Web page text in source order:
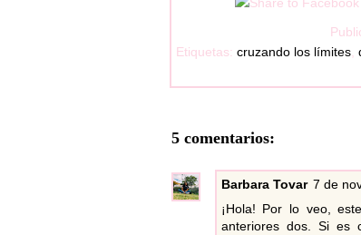
Etiquetas: cruzando los límites,
5 comentarios:
Barbara Tovar 7 de
¡Hola! Por lo veo,
anteriores dos. Si es